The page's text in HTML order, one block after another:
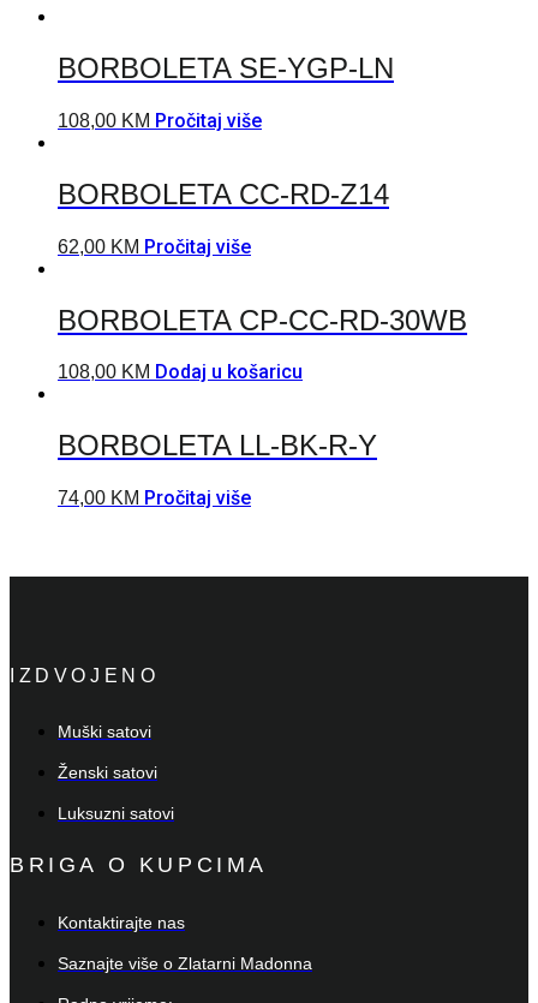
BORBOLETA SE-YGP-LN
108,00 KM Pročitaj više
BORBOLETA CC-RD-Z14
62,00 KM Pročitaj više
BORBOLETA CP-CC-RD-30WB
108,00 KM Dodaj u košaricu
BORBOLETA LL-BK-R-Y
74,00 KM Pročitaj više
IZDVOJENO
Muški satovi
Ženski satovi
Luksuzni satovi
BRIGA O KUPCIMA
Kontaktirajte nas
Saznajte više o Zlatarni Madonna